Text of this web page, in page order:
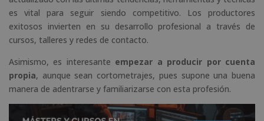
es vital para seguir siendo competitivo. Los productores
exitosos invierten en su desarrollo profesional a través de
cursos, talleres y redes de contacto.
Asimismo, es interesante empezar a producir por cuenta
propia, aunque sean cortometrajes, pues supone una buena
manera de adentrarse y familiarizarse con esta profesión.